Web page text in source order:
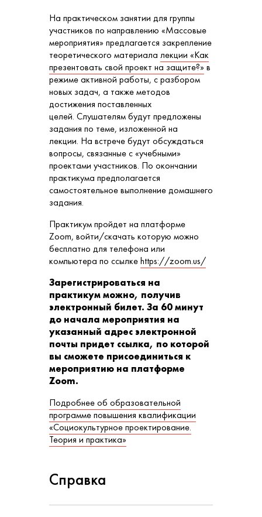
На практическом занятии для группы
участников по направлению «Массовые
мероприятия» предлагается закрепление
теоретического материала лекции «Как
презентовать свой проект на защите?»в
режиме активной работы, с разбором
новых задач, а также методов
достижения поставленных
целей. Слушателям будут предложены
задания по теме, изложенной на
лекции. На встрече будут обсуждаться
вопросы, связанные с «учебными»
проектами участников. По окончании
практикума предполагается
самостоятельное выполнение домашнего
задания.
Практикум пройдет на платформе
Zoom, войти/скачать которую можно
бесплатно для телефона или
компьютера по ссылкеhttps://zoom.us/
Зарегистрироваться на
практикум можно, получив
электронный билет. За 60 минут
до начала мероприятия на
указанный адрес электронной
почты придет ссылка, по которой
вы сможете присоединиться к
мероприятию на платформе
Zoom.
Подробнее об образовательной
программе повышения квалификации
«Социокультурное проектирование.
Теория и практика»
Справка